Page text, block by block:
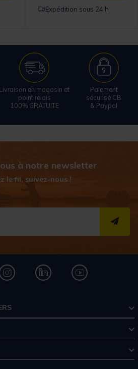
Expédition sous 24 h
Livraison en magasin et
point relais
100% GRATUITE
Paiement
sécurisé CB
& Paypal
à notre newsletter
le fil, suivez-nous !